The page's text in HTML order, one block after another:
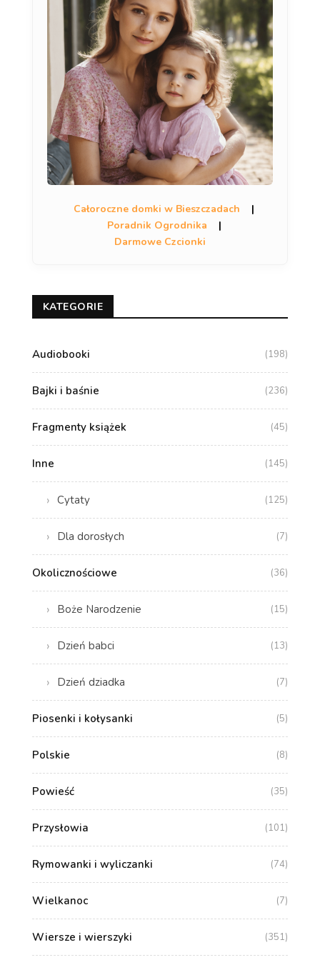
Całoroczne domki w Bieszczadach
|
Poradnik Ogrodnika
|
Darmowe Czcionki
KATEGORIE
Audiobooki (198)
Bajki i baśnie (236)
Fragmenty książek (45)
Inne (145)
Cytaty (125)
Dla dorosłych (7)
Okolicznościowe (36)
Boże Narodzenie (15)
Dzień babci (13)
Dzień dziadka (7)
Piosenki i kołysanki (5)
Polskie (8)
Powieść (35)
Przysłowia (101)
Rymowanki i wyliczanki (74)
Wielkanoc (7)
Wiersze i wierszyki (351)